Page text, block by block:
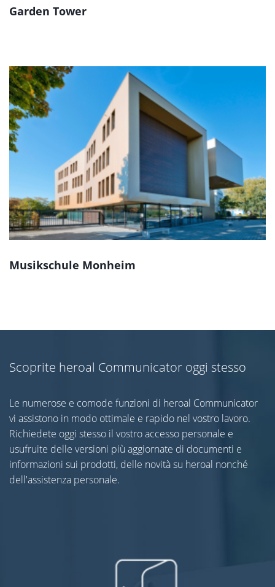
Garden Tower
Musikschule Monheim
Scoprite heroal Communicator oggi stesso
Le numerose e comode funzioni di heroal Communicator
vi assistono in modo ottimale e rapido nel vostro lavoro.
Richiedete oggi stesso il vostro accesso personale e
usufruite delle versioni più aggiornate di documenti e
informazioni sui prodotti, delle novità su heroal nonché
dell'assistenza personale.